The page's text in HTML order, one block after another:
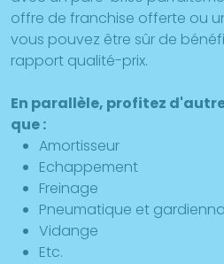
offre de franchise offerte ou
vous pouvez être sûr de
rapport qualité-prix.
En parallèle, profitez
que :
Amortisseur
Echappement
Freinage
Pneumatique et
Vidange
Etc.